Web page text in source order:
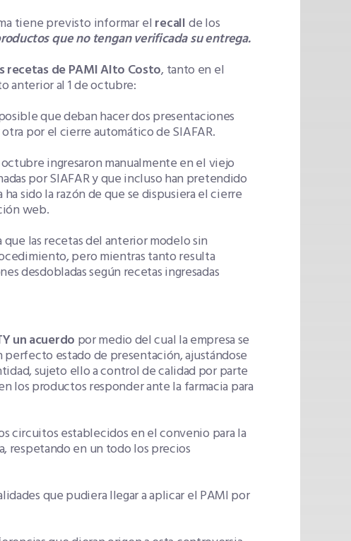
tiene previsto informar el recallde los
que no tengan verificada su entrega.
recetas de PAMI Alto Costo, tanto en el
anterior al 1 de octubre:
que deban hacer dos presentaciones
por el cierre automático de SIAFAR.
ingresaron manualmente en el viejo
por SIAFAR y que incluso han pretendido
sido la razón de que se dispusiera el cierre
web.
las recetas del anterior modelo sin
pero mientras tanto resulta
desdobladas según recetas ingresadas
un acuerdo por medio del cual la empresa se
estado de presentación, ajustándose
sujeto ello a control de calidad por parte
los productos responder ante la farmacia para
circuitos establecidos en el convenio para la
respetando en un todo los precios
que pudiera llegar a aplicar el PAMI por